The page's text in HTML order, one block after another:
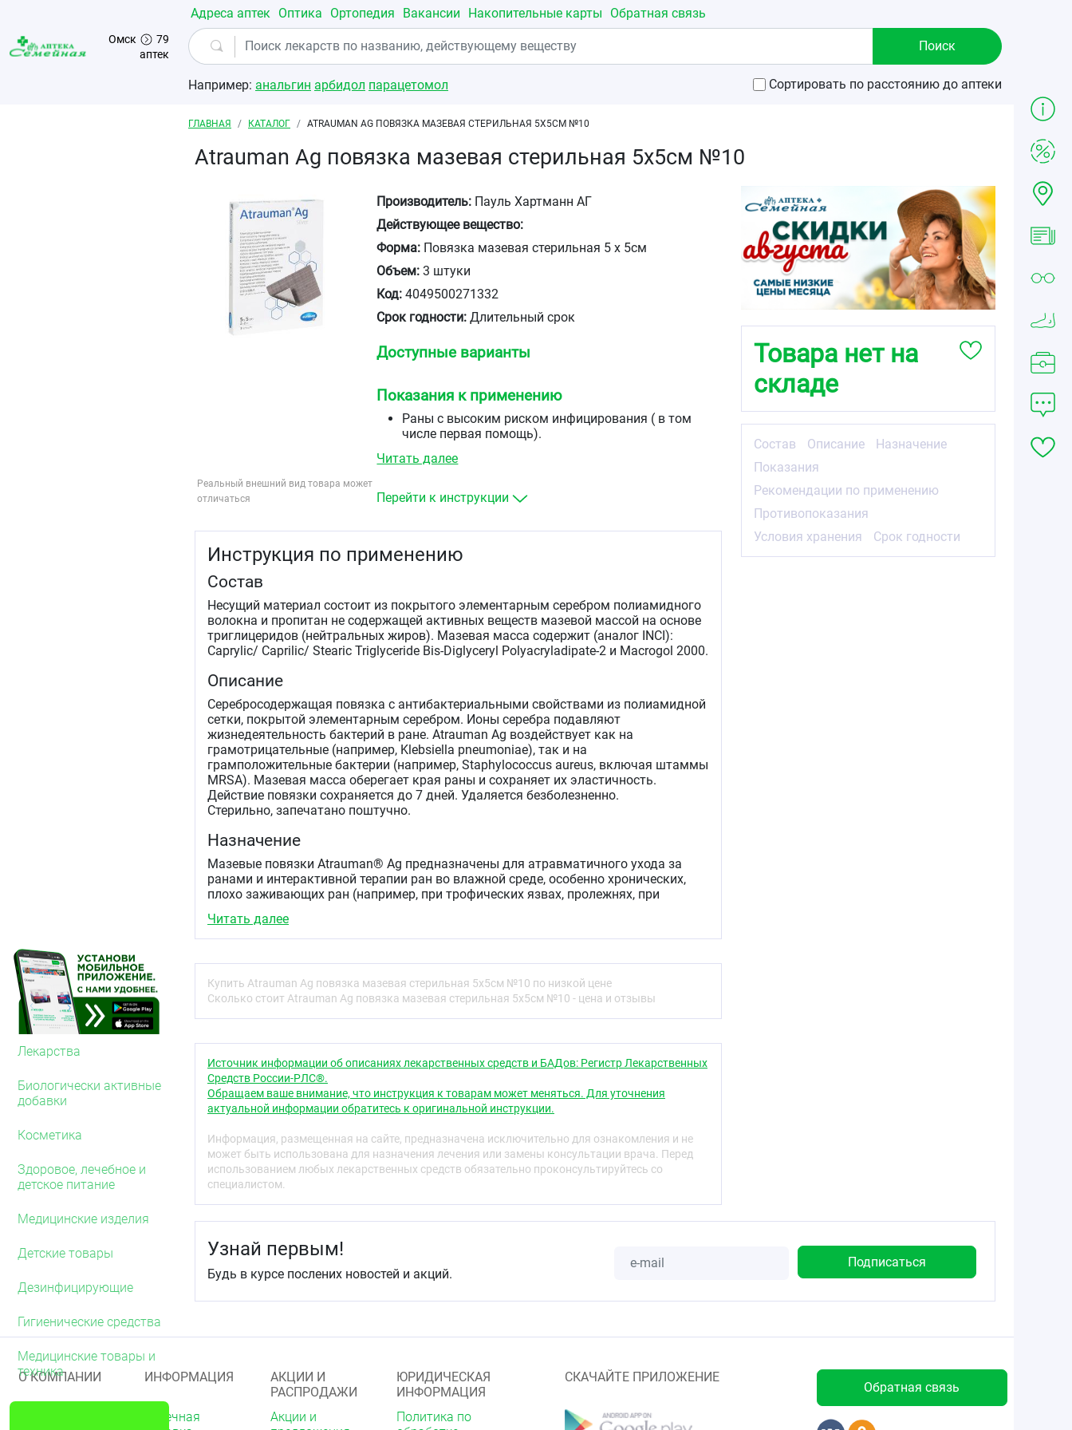
Перейти к основному содержанию
Омск
79
аптек
Адреса аптек Оптика Ортопедия Вакансии Накопительные карты Обратная связь
Например: анальгин арбидол парацетомол Сортировать по расстоянию до аптеки
Лекарства
Биологически активные
добавки
Косметика
Здоровое, лечебное и
детское питание
Медицинские изделия
Детские товары
Дезинфицирующие
Гигиенические средства
Медицинские товары и
техника
Строка навигации
ГЛАВНАЯ КАТАЛОГ ATRAUMAN AG ПОВЯЗКА МАЗЕВАЯ СТЕРИЛЬНАЯ 5Х5СМ №10
Atrauman Ag повязка мазевая стерильная 5х5см №10
Реальный внешний вид товара может
отличаться
Производитель: Пауль Хартманн АГ
Действующее вещество:
Форма: Повязка мазевая стерильная 5 х 5см
Объем: 3 штуки
Код: 4049500271332
Срок годности: Длительный срок
Доступные варианты
Показания к применению
Раны с высоким риском инфицирования ( в том
числе первая помощь).
раны, ожоги 2-3А степени).
пациентов с ослабленной иммунной системой.
С целью дополнительной профилактики
Читать далее
Перейти к инструкции
Инструкция по применению
Состав
Несущий материал состоит из покрытого элементарным серебром полиамидного
волокна и пропитан не содержащей активных веществ мазевой массой на основе
триглицеридов (нейтральных жиров). Мазевая масса содержит (аналог INCI):
Caprylic/ Caprilic/ Stearic Triglyceride Bis-Diglyceryl Polyacryladipate-2 и Macrogol 2000.
Описание
Серебросодержащая повязка с антибактериальными свойствами из полиамидной
сетки, покрытой элементарным серебром. Ионы серебра подавляют
жизнедеятельность бактерий в ране. Atrauman Ag воздействует как на
грамотрицательные (например, Klebsiella pneumoniae), так и на
грамположительные бактерии (например, Staphylococcus aureus, включая штаммы
MRSA). Мазевая масса оберегает края раны и сохраняет их эластичность.
Действие повязки сохраняется до 7 дней. Удаляется безболезненно.
Стерильно, запечатано поштучно.
Назначение
Мазевые повязки Atrauman® Ag предназначены для атравматичного ухода за
ранами и интерактивной терапии ран во влажной среде, особенно хронических,
плохо заживающих ран (например, при трофических язвах, пролежнях, при
эпителизации, в местах взятия расщепленных кожных трансплантатов, при
ссадинах.
Показания
Раны с высоким риском инфицирования ( в том числе первая помощь).
Инфицированные раны (хронические раны, острые раны, ожоги 2-3А степени).
Профилактика вторичного инфицирования ран у пациентов с ослабленной
Рекомендации по применению
Вскройте стерильную внутреннюю упаковку и выньте повязку
затем снимите второй защитный слой бумаги
Atrauman Ag фиксируется стерильной повязкой
Антимикробная активность повязки сохраняется до семи дней.
Индивидуальная непереносимость.
Условия хранения
Хранить в горизонтальном положении, в сухом месте, при температуре не выше
5 лет.
Читать далее
Купить Atrauman Ag повязка мазевая стерильная 5х5см №10 по низкой цене
Сколько стоит Atrauman Ag повязка мазевая стерильная 5х5см №10 - цена и отзывы
Источник информации об описаниях лекарственных средств и БАДов: Регистр Лекарственных
Средств России-РЛС®.
Обращаем ваше внимание, что инструкция к товарам может меняться. Для уточнения
актуальной информации обратитесь к оригинальной инструкции.
Информация, размещенная на сайте, предназначена исключительно для ознакомления и не
может быть использована для назначения лечения или замены консультации врача. Перед
использованием любых лекарственных средств обязательно проконсультируйтесь со
специалистом.
Товара нет на
складе
Состав Описание
Назначение
Показания
Рекомендации по применению
Противопоказания
Условия хранения
Срок годности
Узнай первым!
Будь в курсе послених новостей и акций.
О КОМПАНИИ ИНФОРМАЦИЯ
Аптечная
АКЦИИ И
РАСПРОДАЖИ
Акции и
ЮРИДИЧЕСКАЯ
ИНФОРМАЦИЯ
Политика по
СКАЧАЙТЕ ПРИЛОЖЕНИЕ
Обратная связь